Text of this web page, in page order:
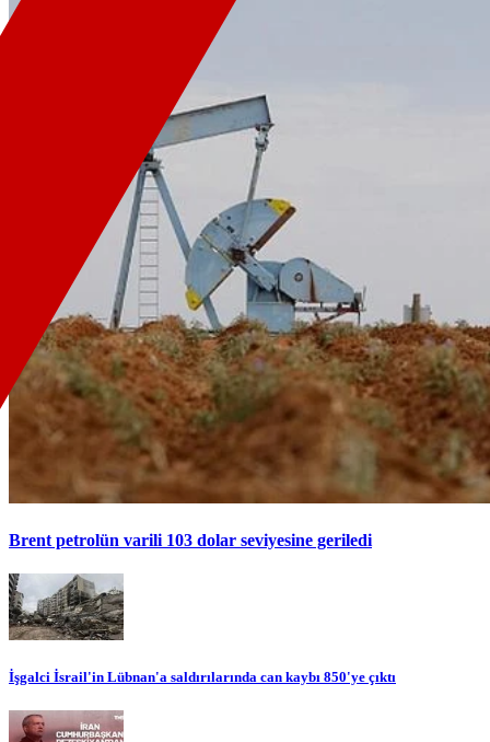
Brent petrolün varili 103 dolar seviyesine geriledi
İşgalci İsrail'in Lübnan'a saldırılarında can kaybı 850'ye çıktı